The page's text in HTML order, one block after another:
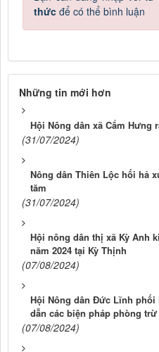
thức để có thể bình luận
Những tin mới hơn
Hội Nông dân xã Cẩm Hưng
(31/07/2024)
Nông dân Thiên Lộc hối hả
tăm
(31/07/2024)
Hội nông dân thị xã Kỳ Anh
năm 2024 tại Kỳ Thịnh
(07/08/2024)
Hội Nông dân Đức Lĩnh
dẫn các biện pháp phòng
(07/08/2024)